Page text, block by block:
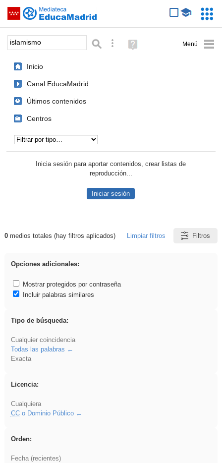
Saltar navegación
Palabra o frase: Búsqueda avanzada
Ayuda
(en
Inicio
Canal EducaMadrid
Últimos contenidos
Centros
Inicia sesión para aportar contenidos, crear listas de
reproducción...
Iniciar sesión
Resultados de: islamismo
0medios totales (hay filtros aplicados) Limpiar filtros Filtros
Opciones adicionales:
Mostrar protegidos por contraseña
Incluir palabras similares
Tipo de búsqueda:
Cualquier coincidencia
Todas las palabras
Exacta
Licencia:
Cualquiera
CCo Dominio Público
Orden:
Fecha (recientes)